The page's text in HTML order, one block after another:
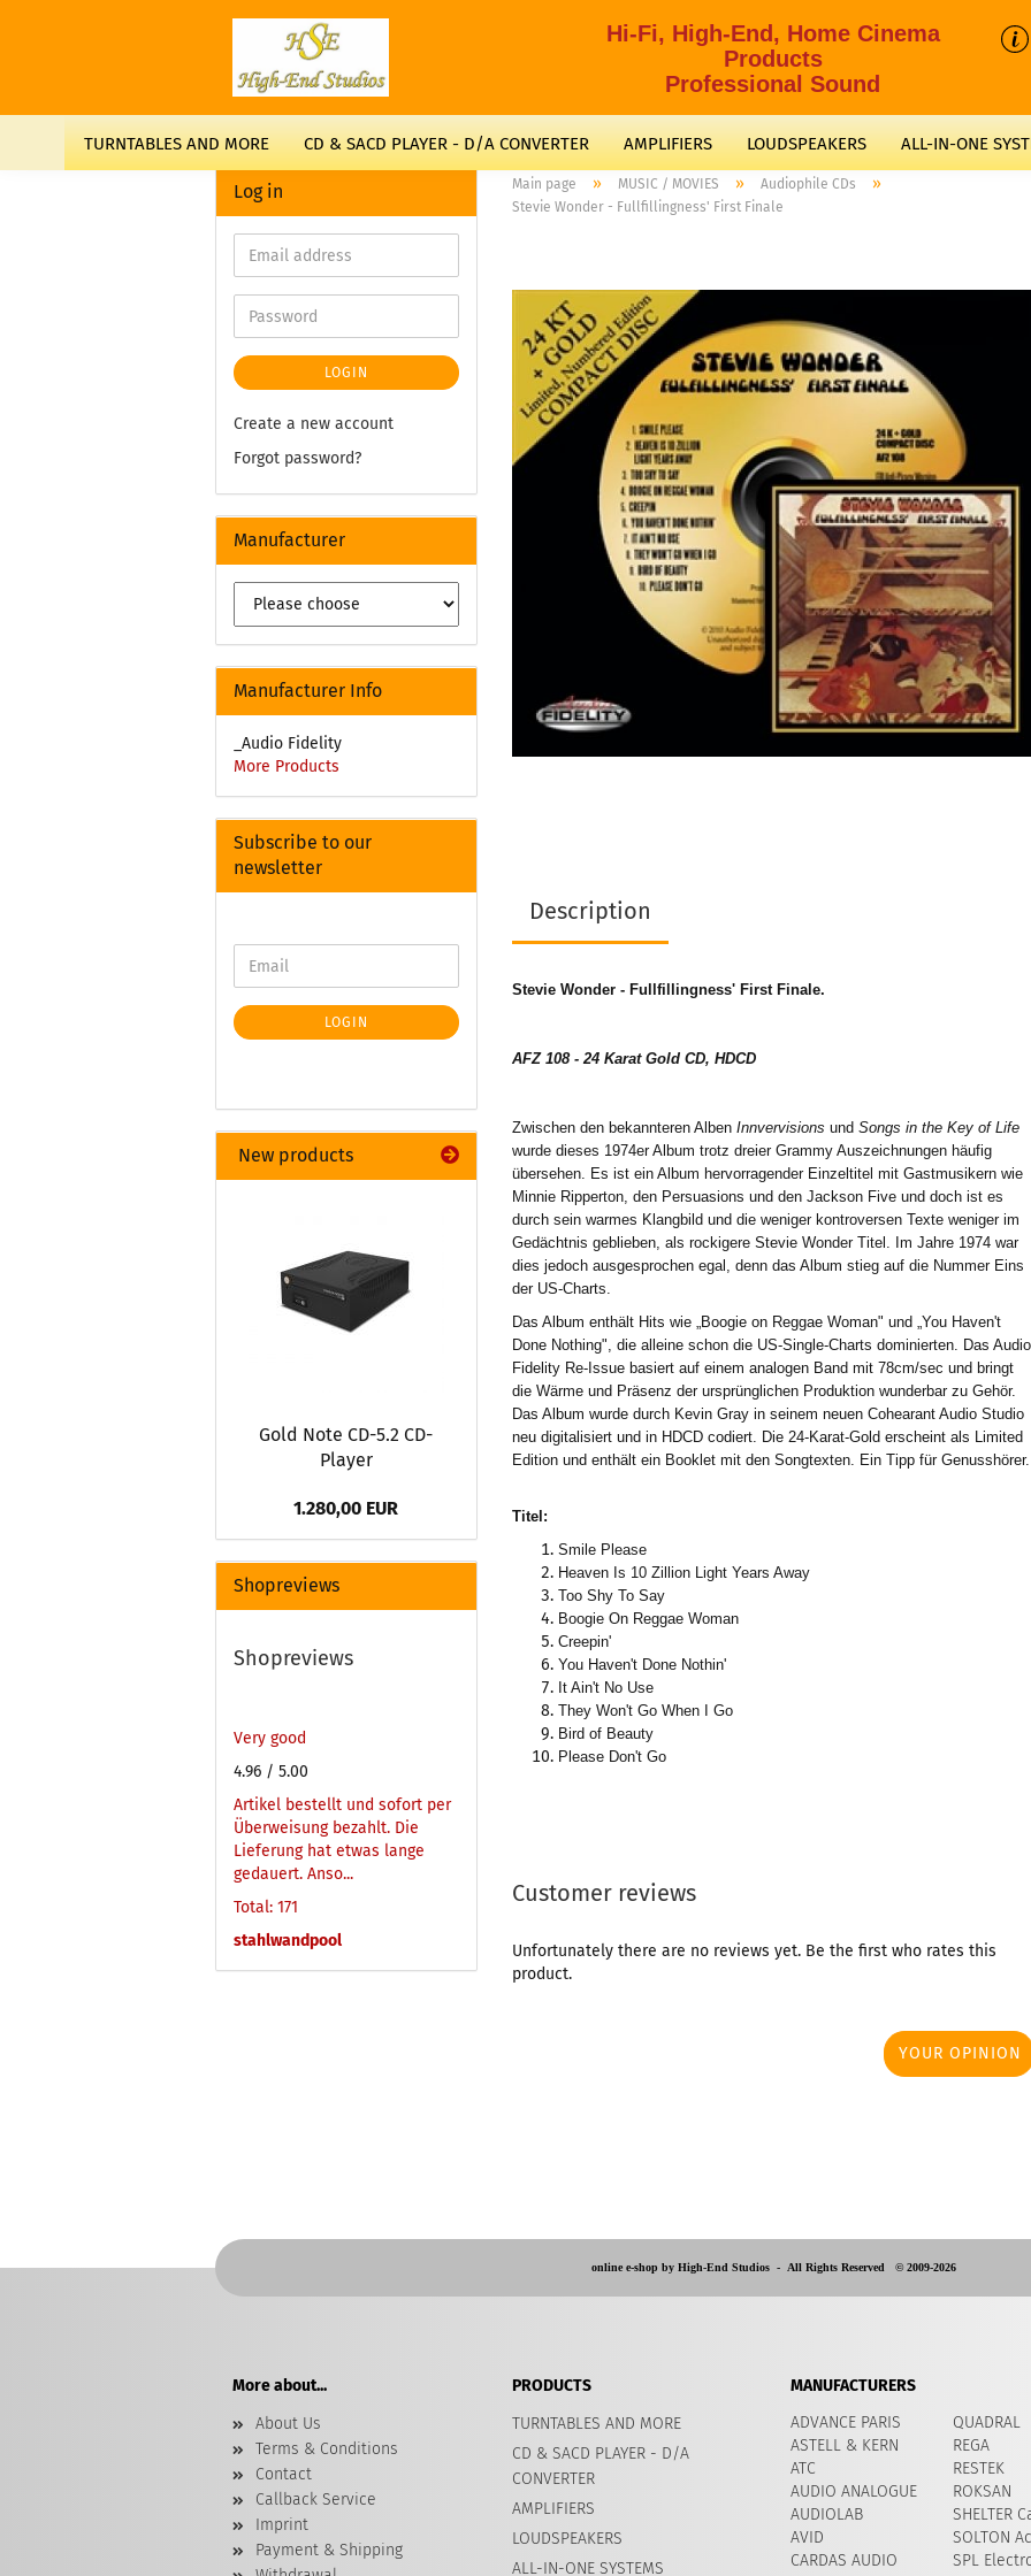
Hi-Fi, High-End, Home Cinema
Products
Professional Sound
TURNTABLES AND MORE CD & SACD PLAYER - D/A CONVERTER AMPLIFIERS LOUDSPEAKERS ALL-IN-ONE
Main page » MUSIC / MOVIES » Audiophile CDs »
Stevie Wonder - Fullfillingness' First Finale
Description
Stevie Wonder - Fullfillingness' First Finale.
AFZ 108 - 24 Karat Gold CD, HDCD
Zwischen den bekannteren Alben Innvervisions und Songs in the Key of Life
wurde dieses 1974er Album trotz dreier Grammy Auszeichnungen häufig
übersehen. Es ist ein Album hervorragender Einzeltitel mit Gastmusikern wie
Minnie Ripperton, den Persuasions und den Jackson Five und doch ist es
durch sein warmes Klangbild und die weniger kontroversen Texte weniger im
Gedächtnis geblieben, als rockigere Stevie Wonder Titel. Im Jahre 1974 war
dies jedoch ausgesprochen egal, denn das Album stieg auf die Nummer Eins
der US-Charts.
Das Album enthält Hits wie „Boogie on Reggae Woman" und „You Haven't
Done Nothing", die alleine schon die US-Single-Charts dominierten. Das Audio
Fidelity Re-Issue basiert auf einem analogen Band mit 78cm/sec und bringt
die Wärme und Präsenz der ursprünglichen Produktion wunderbar zu Gehör.
Das Album wurde durch Kevin Gray in seinem neuen Cohearant Audio Studio
neu digitalisiert und in HDCD codiert. Die 24-Karat-Gold erscheint als Limited
Edition und enthält ein Booklet mit den Songtexten. Ein Tipp für Genusshörer.
Titel:
Smile Please
Heaven Is 10 Zillion Light Years Away
Too Shy To Say
Boogie On Reggae Woman
Creepin'
You Haven't Done Nothin'
It Ain't No Use
They Won't Go When I Go
Bird of Beauty
Please Don't Go
Customer reviews
Unfortunately there are no reviews yet. Be the first who rates this
product.
YOUR OPINION
Log in
LOGIN
Create a new account
Forgot password?
Manufacturer
Manufacturer Info
_Audio Fidelity
More Products
Subscribe to our
newsletter
LOGIN
New products
Gold Note CD-5.2 CD-
Player
1.280,00 EUR
Shopreviews
Shopreviews
Very good
4.96 / 5.00
Artikel bestellt und sofort per
Überweisung bezahlt. Die
Lieferung hat etwas lange
gedauert. Anso...
Total: 171
stahlwandpool
online e-shop by High-End Studios - All Rights Reserved © 2009-2026
More about...
About Us
Terms & Conditions
Contact
Callback Service
Imprint
Payment & Shipping
PRODUCTS
TURNTABLES AND MORE
CD & SACD PLAYER - D/A
CONVERTER
AMPLIFIERS
LOUDSPEAKERS
ALL-IN-ONE SYSTEMS
MANUFACTURERS
ADVANCE PARIS
ASTELL & KERN
ATC
AUDIO ANALOGUE
AUDIOLAB
AVID
CARDAS AUDIO
QUADRAL
REGA
RESTEK
ROKSAN
SHELTER
​SOLTON
SPL